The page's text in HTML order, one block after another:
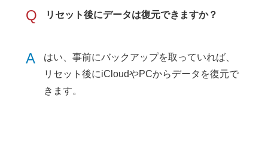
Q リセット後にデータは復元できますか？
A
はい、事前にバックアップを取っていれば、
リセット後にiCloudやPCからデータを復元で
きます。